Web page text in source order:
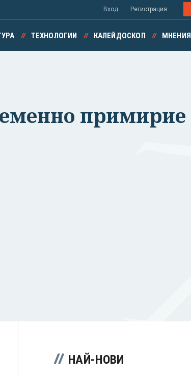
Вход Регистрация
ТЕХНОЛОГИИ КАЛЕЙДОСКОП МНЕНИЯ
примирие
НАЙ-НОВИ